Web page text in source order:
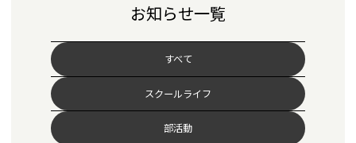
お知らせ一覧
すべて
スクールライフ
部活動